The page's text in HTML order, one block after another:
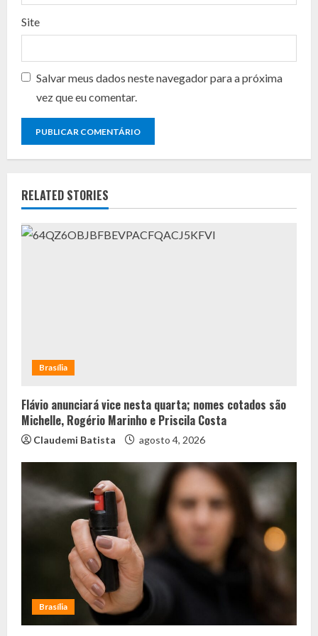
Site
Salvar meus dados neste navegador para a próxima
vez que eu comentar.
RELATED STORIES
Brasília
Flávio anunciará vice nesta quarta; nomes cotados são
Michelle, Rogério Marinho e Priscila Costa
Claudemi Batista agosto 4, 2026
Brasília